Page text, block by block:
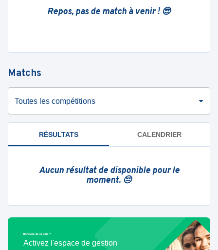
Repos, pas de match à venir ! 😎
Matchs
Toutes les compétitions
RÉSULTATS CALENDRIER
Aucun résultat de disponible pour le
moment. 😔
Bénévole de ce club ?
Activez l'espace de gestion